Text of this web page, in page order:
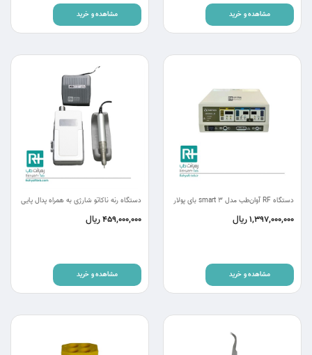
مشاهده و خرید مشاهده و خرید
دستگاه RF آوان‌طب مدل smart 3 بای پولار
1,397,000,000ریال
مشاهده و خرید
دستگاه رنه ناکاتو شارژی به همراه پدال پایی
459,000,000ریال
مشاهده و خرید